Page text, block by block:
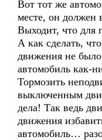
Вот тот же
месте, он должен
Выходит, что для
А как сделать,
движения не
автомобиль как-
Тормозить
выключенным
дела! Так ведь
движения
автомобиль…